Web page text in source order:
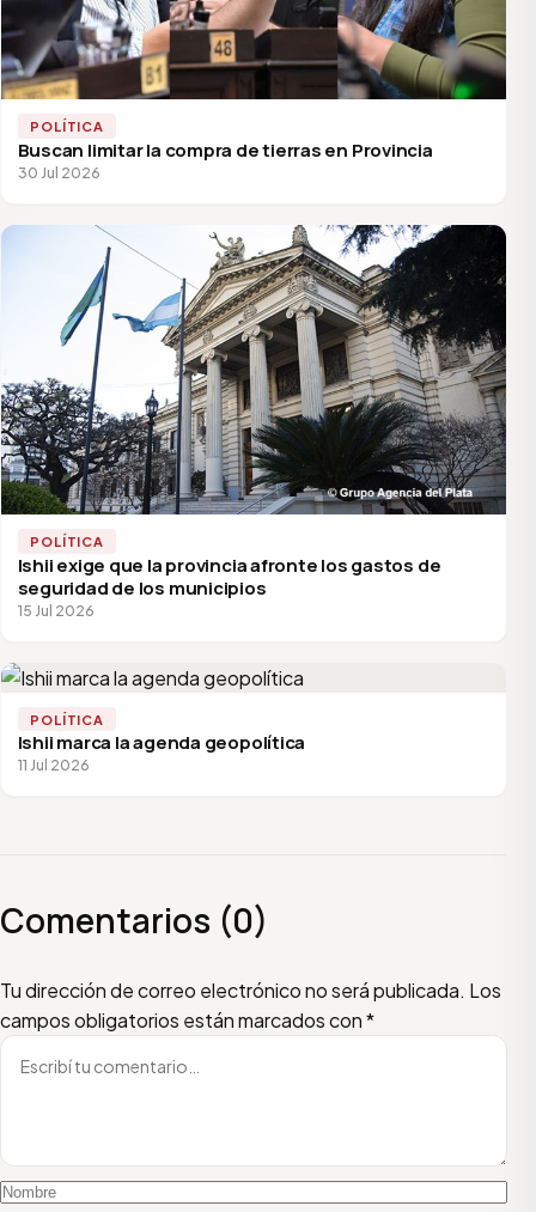
POLÍTICA
Buscan limitar la compra de tierras en Provincia
30 Jul 2026
POLÍTICA
Ishii exige que la provincia afronte los gastos de
seguridad de los municipios
15 Jul 2026
POLÍTICA
Ishii marca la agenda geopolítica
11 Jul 2026
Comentarios (0)
Tu dirección de correo electrónico no será publicada. Los
campos obligatorios están marcados con*
Escribí tu comentario
Nombre
Email